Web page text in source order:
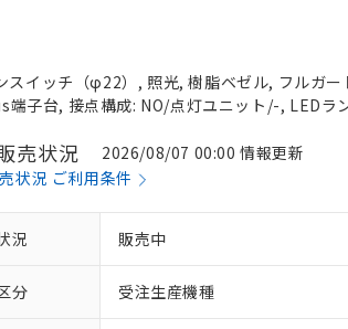
スイッチ（φ22）, 照光, 樹脂ベゼル, フルガ
端子台, 接点構成: NO/点灯ユニット/-, LEDラ
売状況
2026/08/07 00:00 情報更新
状況 ご利用条件
況 販売中
分 受注生産機種